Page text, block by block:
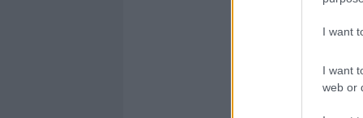
I want
I want
web or